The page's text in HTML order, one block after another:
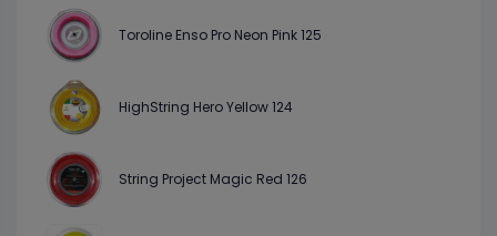
Toroline Enso Pro Neon Pink 125
HighString Hero Yellow 124
String Project Magic Red 126